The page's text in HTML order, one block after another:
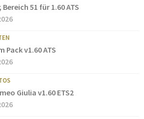
Bereich 51 für 1.60 ATS
Pack v1.60 ATS
Giulia v1.60 ETS2